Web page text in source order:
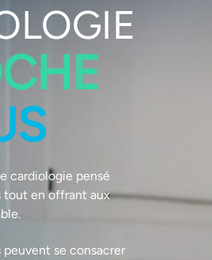
cardiologie pensé
tout en offrant aux
se consacrer